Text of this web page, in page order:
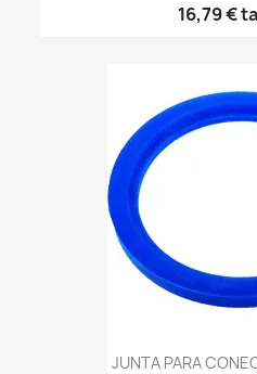
16,79 €
JUNTA PARA